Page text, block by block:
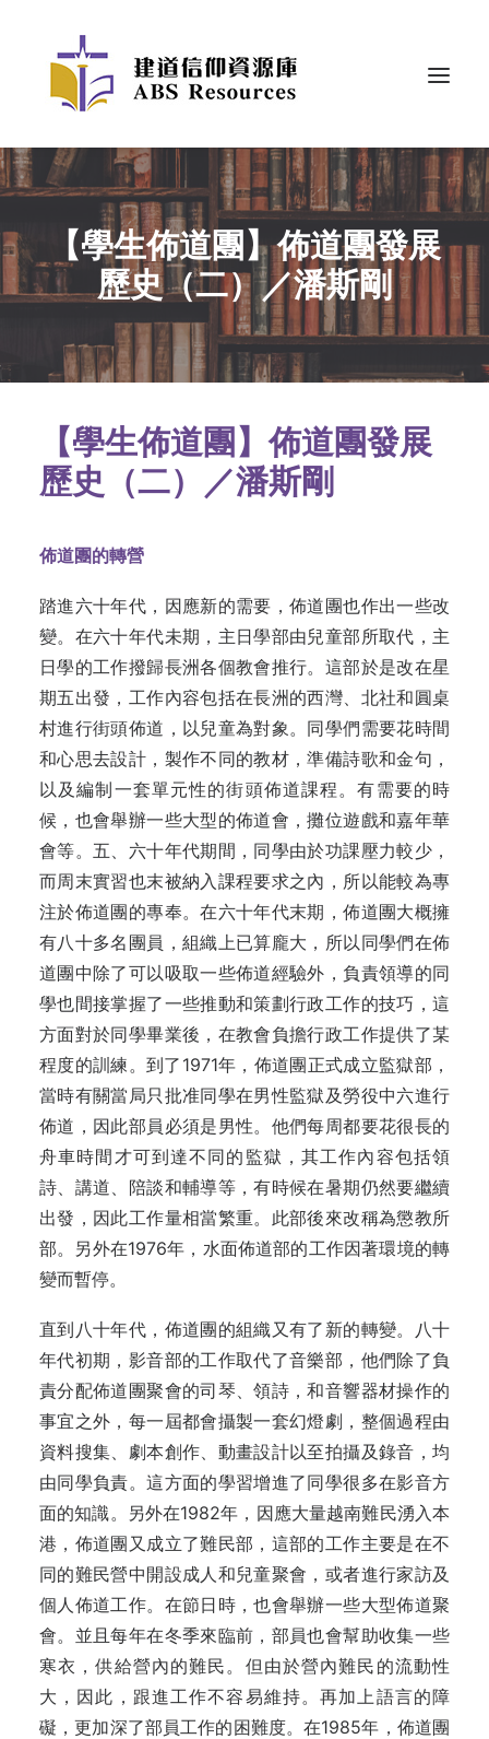
【學生佈道團】佈道團發展
歷史（二）／潘斯剛
【學生佈道團】佈道團發展
歷史（二）／潘斯剛
佈道團的轉營
踏進六十年代，因應新的需要，佈道團也作出一些改
變。在六十年代未期，主日學部由兒童部所取代，主
日學的工作撥歸長洲各個教會推行。這部於是改在星
期五出發，工作內容包括在長洲的西灣、北社和圓桌
村進行街頭佈道，以兒童為對象。同學們需要花時間
和心思去設計，製作不同的教材，準備詩歌和金句，
以及編制一套單元性的街頭佈道課程。有需要的時
候，也會舉辦一些大型的佈道會，攤位遊戲和嘉年華
會等。五、六十年代期間，同學由於功課壓力較少，
而周末實習也末被納入課程要求之內，所以能較為專
注於佈道團的專奉。在六十年代末期，佈道團大概擁
有八十多名團員，組織上已算龐大，所以同學們在佈
道團中除了可以吸取一些佈道經驗外，負責領導的同
學也間接掌握了一些推動和策劃行政工作的技巧，這
方面對於同學畢業後，在教會負擔行政工作提供了某
程度的訓練。到了1971年，佈道團正式成立監獄部，
當時有關當局只批准同學在男性監獄及勞役中六進行
佈道，因此部員必須是男性。他們每周都要花很長的
舟車時間才可到達不同的監獄，其工作內容包括領
詩、講道、陪談和輔導等，有時候在暑期仍然要繼續
出發，因此工作量相當繁重。此部後來改稱為懲教所
部。另外在1976年，水面佈道部的工作因著環境的轉
變而暫停。
直到八十年代，佈道團的組織又有了新的轉變。八十
年代初期，影音部的工作取代了音樂部，他們除了負
責分配佈道團聚會的司琴、領詩，和音響器材操作的
事宜之外，每一屆都會攝製一套幻燈劇，整個過程由
資料搜集、劇本創作、動畫設計以至拍攝及錄音，均
由同學負責。這方面的學習增進了同學很多在影音方
面的知識。另外在1982年，因應大量越南難民湧入本
港，佈道團又成立了難民部，這部的工作主要是在不
同的難民營中開設成人和兒童聚會，或者進行家訪及
個人佈道工作。在節日時，也會舉辦一些大型佈道聚
會。並且每年在冬季來臨前，部員也會幫助收集一些
寒衣，供給營內的難民。但由於營內難民的流動性
大，因此，跟進工作不容易維持。再加上語言的障
礙，更加深了部員工作的困難度。在1985年，佈道團